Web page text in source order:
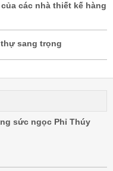
các nhà thiết kế hàng
sang trọng
sức ngọc Phỉ Thúy